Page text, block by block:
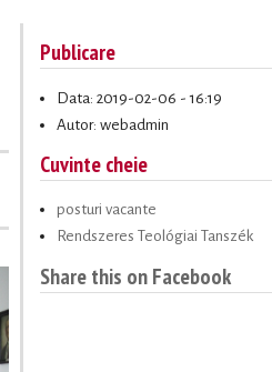
Publicare
Data: 2019-02-06 - 16:19
Autor: webadmin
Cuvinte cheie
posturi vacante
Rendszeres Teológiai Tanszék
Share this on Facebook